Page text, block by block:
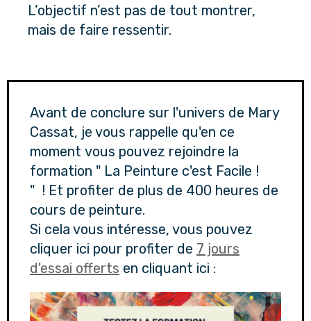
L’objectif n’est pas de tout montrer,
mais de faire ressentir.
Avant de conclure sur l'univers de Mary
Cassat, je vous rappelle qu'en ce
moment vous pouvez rejoindre la
formation " La Peinture c'est Facile !
" ! Et profiter de plus de 400 heures de
cours de peinture.
Si cela vous intéresse, vous pouvez
cliquer ici pour profiter de 7 jours
d'essai offerts en cliquant ici :